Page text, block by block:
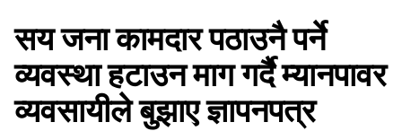
सय जना कामदार पठाउनै पर्ने
व्यवस्था हटाउन माग गर्दै म्यानपावर
व्यवसायीले बुझाए ज्ञापनपत्र